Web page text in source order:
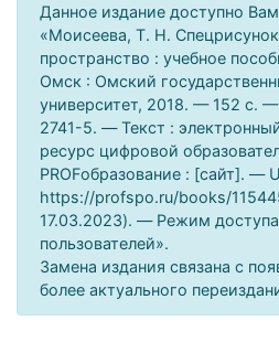
Данное издание доступно
«Моисеева, Т. Н.
пространство : учебное
Омск : Омский
университет, 2018. — 152 c.
2741-5. — Текст :
ресурс цифровой
PROFобразование : [сайт]. —
https://profspo.ru/books/
17.03.2023). — Режим
пользователей».
Замена издания связана с
более актуального